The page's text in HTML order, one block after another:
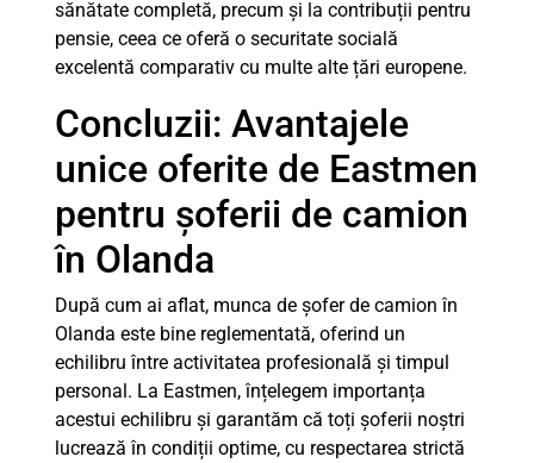
sănătate completă, precum și la contribuții pentru
pensie, ceea ce oferă o securitate socială
excelentă comparativ cu multe alte țări europene.
Concluzii: Avantajele
unice oferite de Eastmen
pentru șoferii de camion
în Olanda
După cum ai aflat, munca de șofer de camion în
Olanda este bine reglementată, oferind un
echilibru între activitatea profesională și timpul
personal. La Eastmen, înțelegem importanța
acestui echilibru și garantăm că toți șoferii noștri
lucrează în condiții optime, cu respectarea strictă